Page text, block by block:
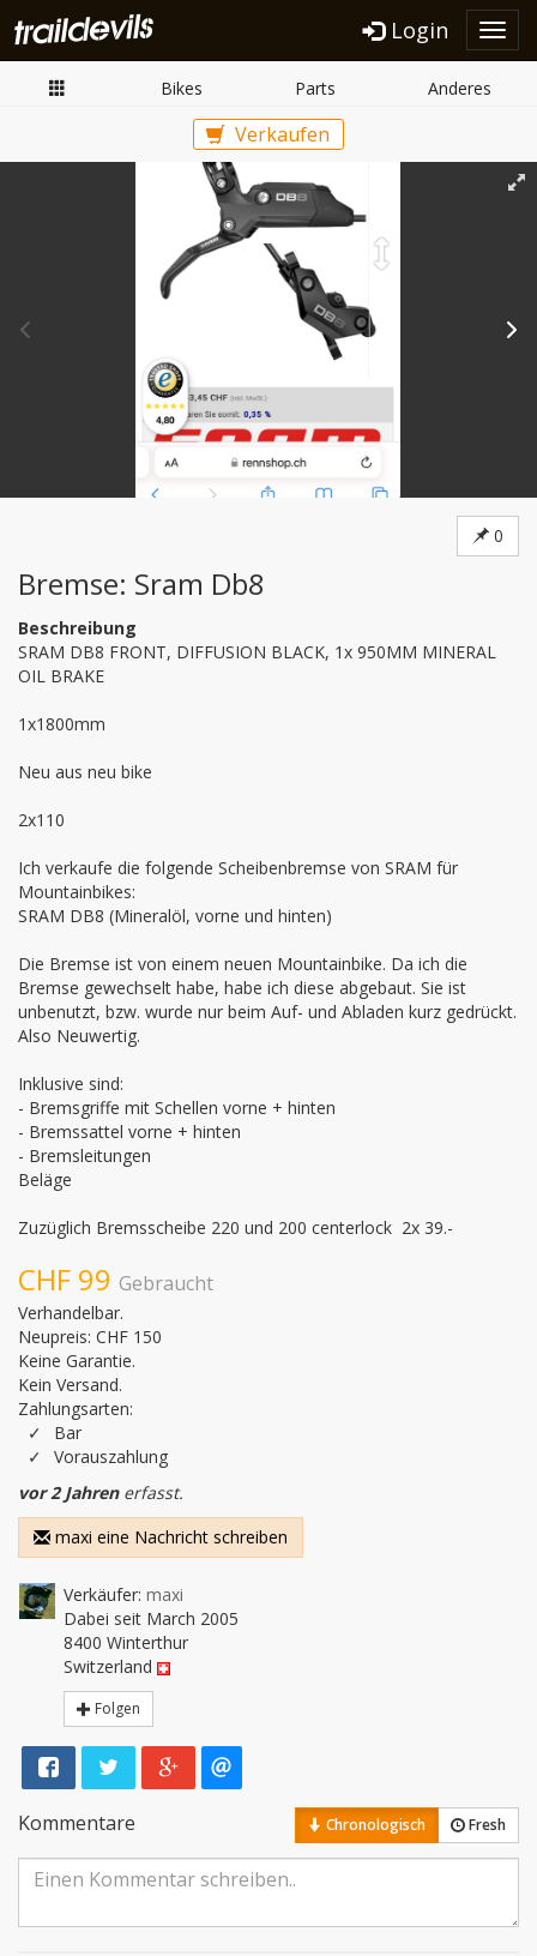
Login
Bikes Parts Anderes
Verkaufen
0
Bremse: Sram Db8
Beschreibung
SRAM DB8 FRONT, DIFFUSION BLACK, 1x 950MM MINERAL
OIL BRAKE
1x1800mm
Neu aus neu bike
2x110
Ich verkaufe die folgende Scheibenbremse von SRAM für
Mountainbikes:
SRAM DB8 (Mineralöl, vorne und hinten)
Die Bremse ist von einem neuen Mountainbike. Da ich die
Bremse gewechselt habe, habe ich diese abgebaut. Sie ist
unbenutzt, bzw. wurde nur beim Auf- und Abladen kurz gedrückt.
Also Neuwertig.
Inklusive sind:
- Bremsgriffe mit Schellen vorne + hinten
- Bremssattel vorne + hinten
- Bremsleitungen
Beläge
Zuzüglich Bremsscheibe 220 und 200 centerlock  2x 39.-
CHF 99 Gebraucht
Verhandelbar.
Neupreis: CHF 150
Keine Garantie.
Kein Versand.
Zahlungsarten:
Bar
Vorauszahlung
vor 2 Jahrenerfasst.
maxi eine Nachricht schreiben
Verkäufer: maxi
Dabei seit March 2005
8400 Winterthur
Switzerland
Folgen
Kommentare Chronologisch Fresh